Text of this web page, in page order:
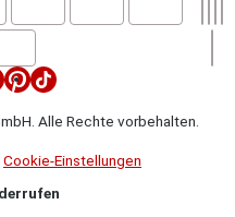
Alle Rechte vorbehalten.
Cookie-Einstellungen